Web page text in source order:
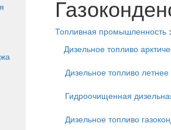
Топливная промышленность
Дизельное топливо
Дизельное топливо летнее
Гидроочищенная
Дизельное топливо